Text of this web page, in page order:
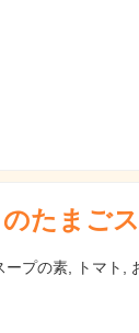
たまご
ープの素, トマト,